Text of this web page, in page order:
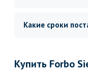
Какие сроки
Купить Forbo